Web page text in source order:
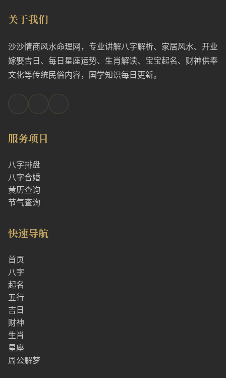
关于我们
沙沙情商风水命理网，专业讲解八字解析、家居风水、开业
嫁娶吉日、每日星座运势、生肖解读、宝宝起名、财神供奉
文化等传统民俗内容，国学知识每日更新。
服务项目
八字排盘
八字合婚
黄历查询
节气查询
快速导航
首页
八字
起名
五行
吉日
财神
生肖
星座
周公解梦